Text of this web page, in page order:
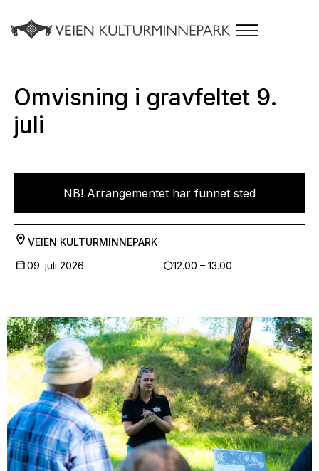
Omvisning i gravfeltet 9.
juli
NB! Arrangementet har funnet sted
VEIEN KULTURMINNEPARK
09. juli 2026
12.00 – 13.00